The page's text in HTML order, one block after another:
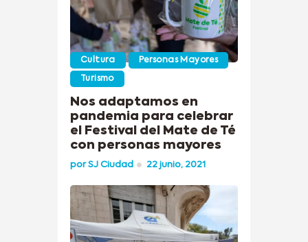
Cultura Personas Mayores
Turismo
Nos adaptamos en
pandemia para celebrar
el Festival del Mate de Té
con personas mayores
porSJ Ciudad 22 junio, 2021